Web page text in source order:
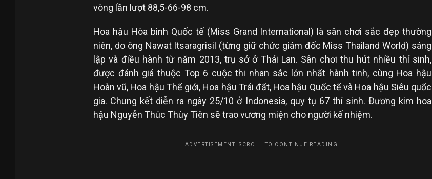
vòng lần lượt 88,5-66-98 cm.
Hoa hậu Hòa bình Quốc tế (Miss Grand International) là sân chơi sắc đẹp thường
niên, do ông Nawat Itsaragrisil (từng giữ chức giám đốc Miss Thailand World) sáng
lập và điều hành từ năm 2013, trụ sở ở Thái Lan. Sân chơi thu hút nhiều thí sinh,
được đánh giá thuộc Top 6 cuộc thi nhan sắc lớn nhất hành tinh, cùng Hoa hậu
Hoàn vũ, Hoa hậu Thế giới, Hoa hậu Trái đất, Hoa hậu Quốc tế và Hoa hậu Siêu quốc
gia. Chung kết diễn ra ngày 25/10 ở Indonesia, quy tụ 67 thí sinh. Đương kim hoa
hậu Nguyễn Thúc Thùy Tiên sẽ trao vương miện cho người kế nhiệm.
ADVERTISEMENT. SCROLL TO CONTINUE READING.